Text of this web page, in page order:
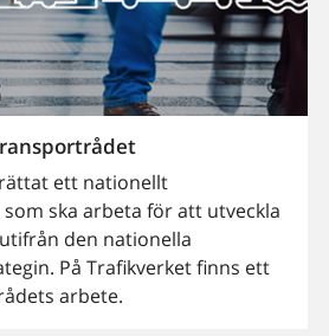
ett nationellt
ska arbeta för att utveckla
den nationella
På Trafikverket finns ett
arbete.